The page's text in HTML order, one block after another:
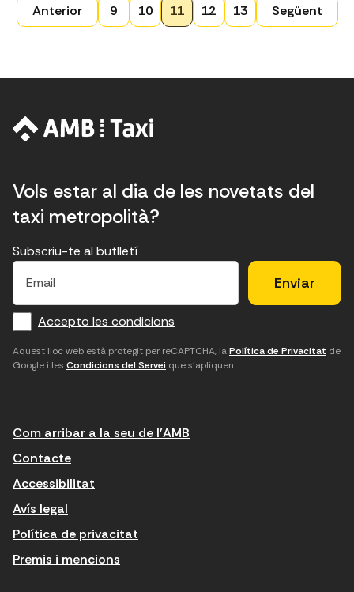
P
a
Anterior
P
i
9
P
i
a
10
P
i
11
P
i
12
P
i
13 Següent
Vols estar al dia de les novetats del
taxi metropolità?
E
f
o
r
m
i
n
t
u
E
c
a
m
p
r
r
e
e
H
u
d
'
a
e
p
t
e
×
Subscriu-te al butlletí
E
a
i
Accepto les condicions
Aquest lloc web està protegit per reCAPTCHA, laPolítica de Privacitat de
Google i les Condicions del Servei que s'apliquen.
Com arribar a la seu de l'AMB
Contacte
Accessibilitat
Avís legal
Política de privacitat
Premis i mencions